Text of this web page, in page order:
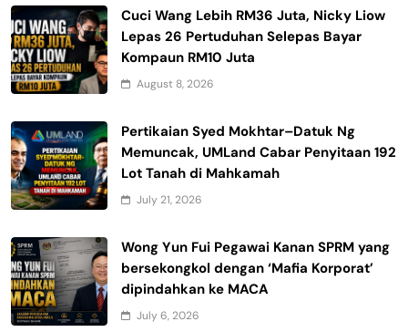
Cuci Wang Lebih RM36 Juta, Nicky Liow
Lepas 26 Pertuduhan Selepas Bayar
Kompaun RM10 Juta
August 8, 2026
Pertikaian Syed Mokhtar–Datuk Ng
Memuncak, UMLand Cabar Penyitaan 192
Lot Tanah di Mahkamah
July 21, 2026
Wong Yun Fui Pegawai Kanan SPRM yang
bersekongkol dengan ‘Mafia Korporat’
dipindahkan ke MACA
July 6, 2026